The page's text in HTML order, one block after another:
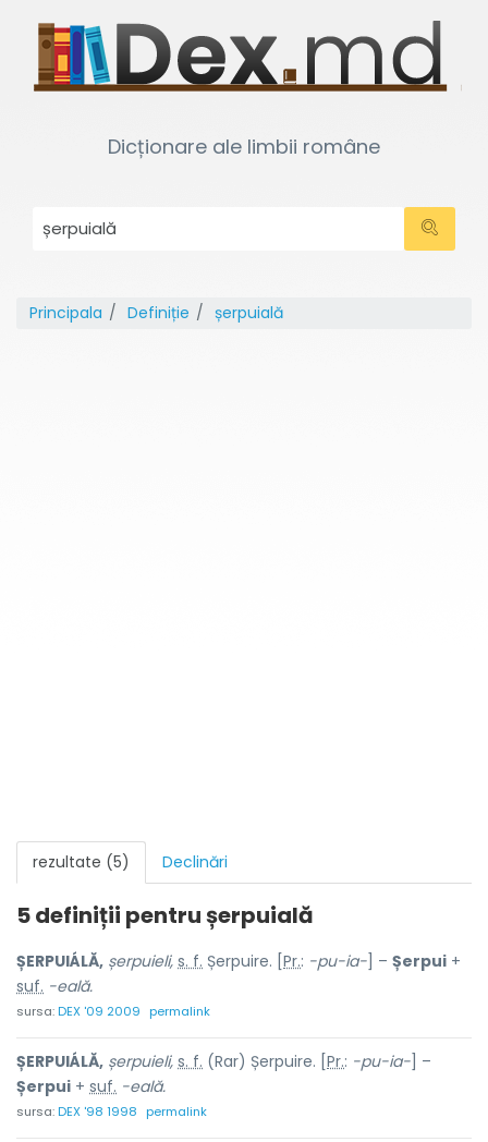
Dicționare ale limbii române
Principala Definiție șerpuială
rezultate (5) Declinări
5 definiții pentrușerpuială
ȘERPUIÁLĂ, șerpuieli, s. f. Șerpuire. [ Pr.: -pu-ia- ] – Șerpui +
suf. -eală.
sursa:DEX '09 2009 permalink
ȘERPUIÁLĂ, șerpuieli, s. f. (Rar) Șerpuire. [ Pr.: -pu-ia- ] –
Șerpui + suf. -eală.
sursa:DEX '98 1998 permalink